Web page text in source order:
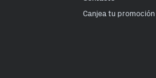
Canjea tu promoción